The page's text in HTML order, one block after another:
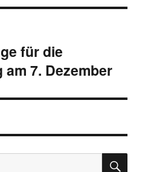
für die
7. Dezember